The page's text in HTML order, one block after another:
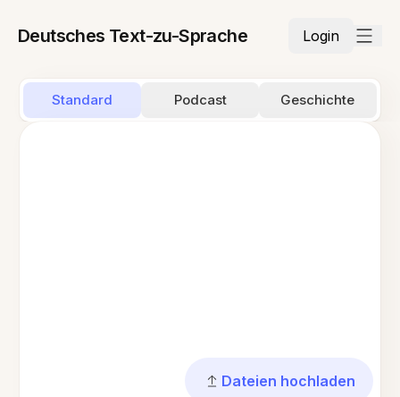
Deutsches Text-zu-Sprache Login
Standard Podcast Geschichte
Dateien hochladen